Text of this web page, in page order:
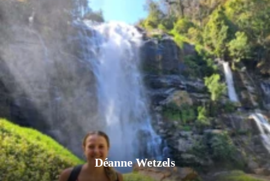
Déanne Wetzels